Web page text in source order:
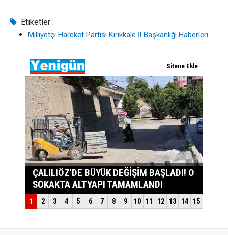
Etiketler :
Milliyetçi Hareket Partisi Kırıkkale İl Başkanlığı Haberleri